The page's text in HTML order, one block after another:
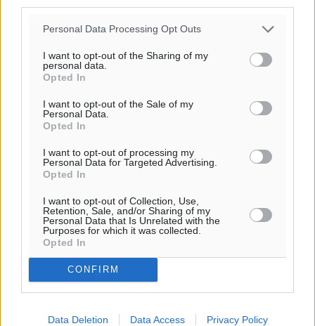
Personal Data Processing Opt Outs
I want to opt-out of the Sharing of my
personal data.
Opted In
I want to opt-out of the Sale of my
Personal Data.
Opted In
I want to opt-out of processing my
Personal Data for Targeted Advertising.
Opted In
I want to opt-out of Collection, Use,
Retention, Sale, and/or Sharing of my
Personal Data that Is Unrelated with the
Purposes for which it was collected.
Opted In
CONFIRM
Data Deletion Data Access Privacy Policy
Ροή ειδήσεων
θαλάσσια περιοχή Κάσου και Καρπάθου
Τοπικές Ειδήσεις• πριν 5 ώρες
Παρουσίαση βιβλίου του Α. Χατζημιχαήλ – Τιμητική
εκδήλωση για τους αυτοδιοικητικούς της Κω
Πολιτιστικά• πριν 7 ώρες